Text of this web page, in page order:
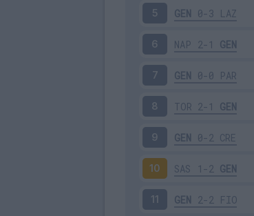
5 GEN 0-3 LAZ
6 NAP 2-1 GEN
7 GEN 0-0 PAR
8 TOR 2-1 GEN
9 GEN 0-2 CRE
10 SAS 1-2 GEN
11 GEN 2-2 FIO